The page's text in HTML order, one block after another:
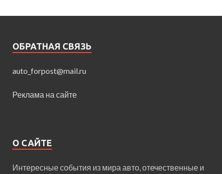
ОБРАТНАЯ СВЯЗЬ
auto_forpost@mail.ru
Реклама на сайте
О САЙТЕ
Интересные события из мира авто, отечественные и